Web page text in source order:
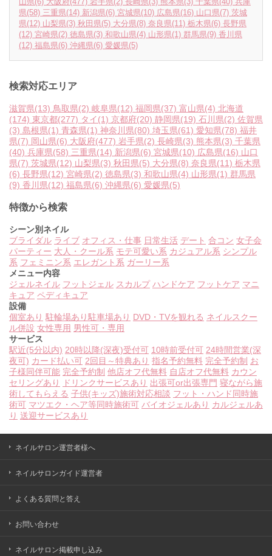
県(58) 三重県(14) 新潟県(6) 宮城県(10) 広島県(16) 山口県(7) 茨城
県(12) 山梨県(3) 秋田県(5) 大分県(8) 奈良県(11) 栃木県(6) 長野県
(12) 宮崎県(2) 徳島県(3) 和歌山県(4) 山形県(1) 群馬県(9) 香川県
(12) 福島県(6) 沖縄県(6) 愛媛県(5)
検索対応エリア
滋賀県(13) 鳥取県(2) 岐阜県(12) 福岡県(37) 富山県(4) 北海道
(174) 東京都(277) タイ(1) 京都府(20) 静岡県(19) 石川県(2) 佐賀県
(3) 島根県(1) 青森県(1) 神奈川県(80) 埼玉県(61) 愛知県(78) 福井
県(7) 岡山県(6) 大阪府(477) 岩手県(2) 長崎県(3) 熊本県(3) 千葉県
(40) 兵庫県(58) 三重県(14) 新潟県(6) 宮城県(10) 広島県(16) 山口
県(7) 茨城県(12) 山梨県(3) 秋田県(5) 大分県(8) 奈良県(11) 栃木県
(6) 長野県(12) 宮崎県(2) 徳島県(3) 和歌山県(4) 山形県(1) 群馬県
(9) 香川県(12) 福島県(6) 沖縄県(6) 愛媛県(5)
特徴から検索
シーン別ネイル
ブライダル ライブ オフィス・仕事 日常生活 デート 合コン 女子会
パーティー 大人・クール系 モテ可愛い系 カジュアル系 シンプル
系 フェミニン系 エレガント系 ガーリー系
メニュー内容
ジェルネイル フットジェル スカルプ ハンドケア フットケア マニ
キュア ペディキュア
設備
個室あり 駐輪場あり駐車場あり DVD・TVを観れる ネイルスクー
ル併設 女性専用 男性可・専用
サービス
駅近(5分以内) 20時以降(深夜)受付可 10時前受付可 24時間営業(深
夜可) カード払い可 2回目～特典あり 指名予約無料 完全予約制 お
子様同伴可能 完全予約制 他店オフ代無料 自店オフ代無料 カウン
セリングあり
ドリンクサービスあり 出張可or出張専門 寝ながら施
術してもらえる 子供(キッズ)施術対応相談 フット・ハンド同時施
術可 マツエク・ヘア等同時施術可 バイオジェルあり カルジェルあ
り 送迎サービスあり
ネイルサロン運営者様へ
ネイルサロンガイド運営者
よくある質問と答え
お問い合わせ
ネイルサロン掲載申し込み